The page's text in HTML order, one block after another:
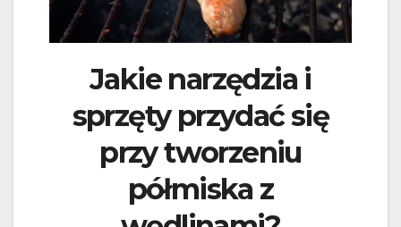
Jakie narzędzia i
sprzęty przydać się
przy tworzeniu
półmiska z